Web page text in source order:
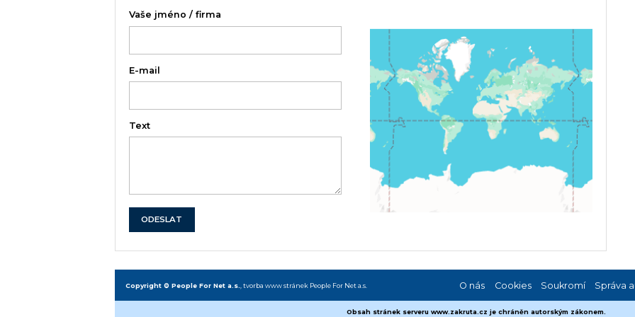
Vaše jméno / firma
E-mail
Text
ODESLAT
Copyright © People For Net a.s. tvorba www stránek People For Net a.s. O nás Cookies Soukromí Správa
Obsah stránek serveru www.zakruta.cz je chráněn autorským zákonem.